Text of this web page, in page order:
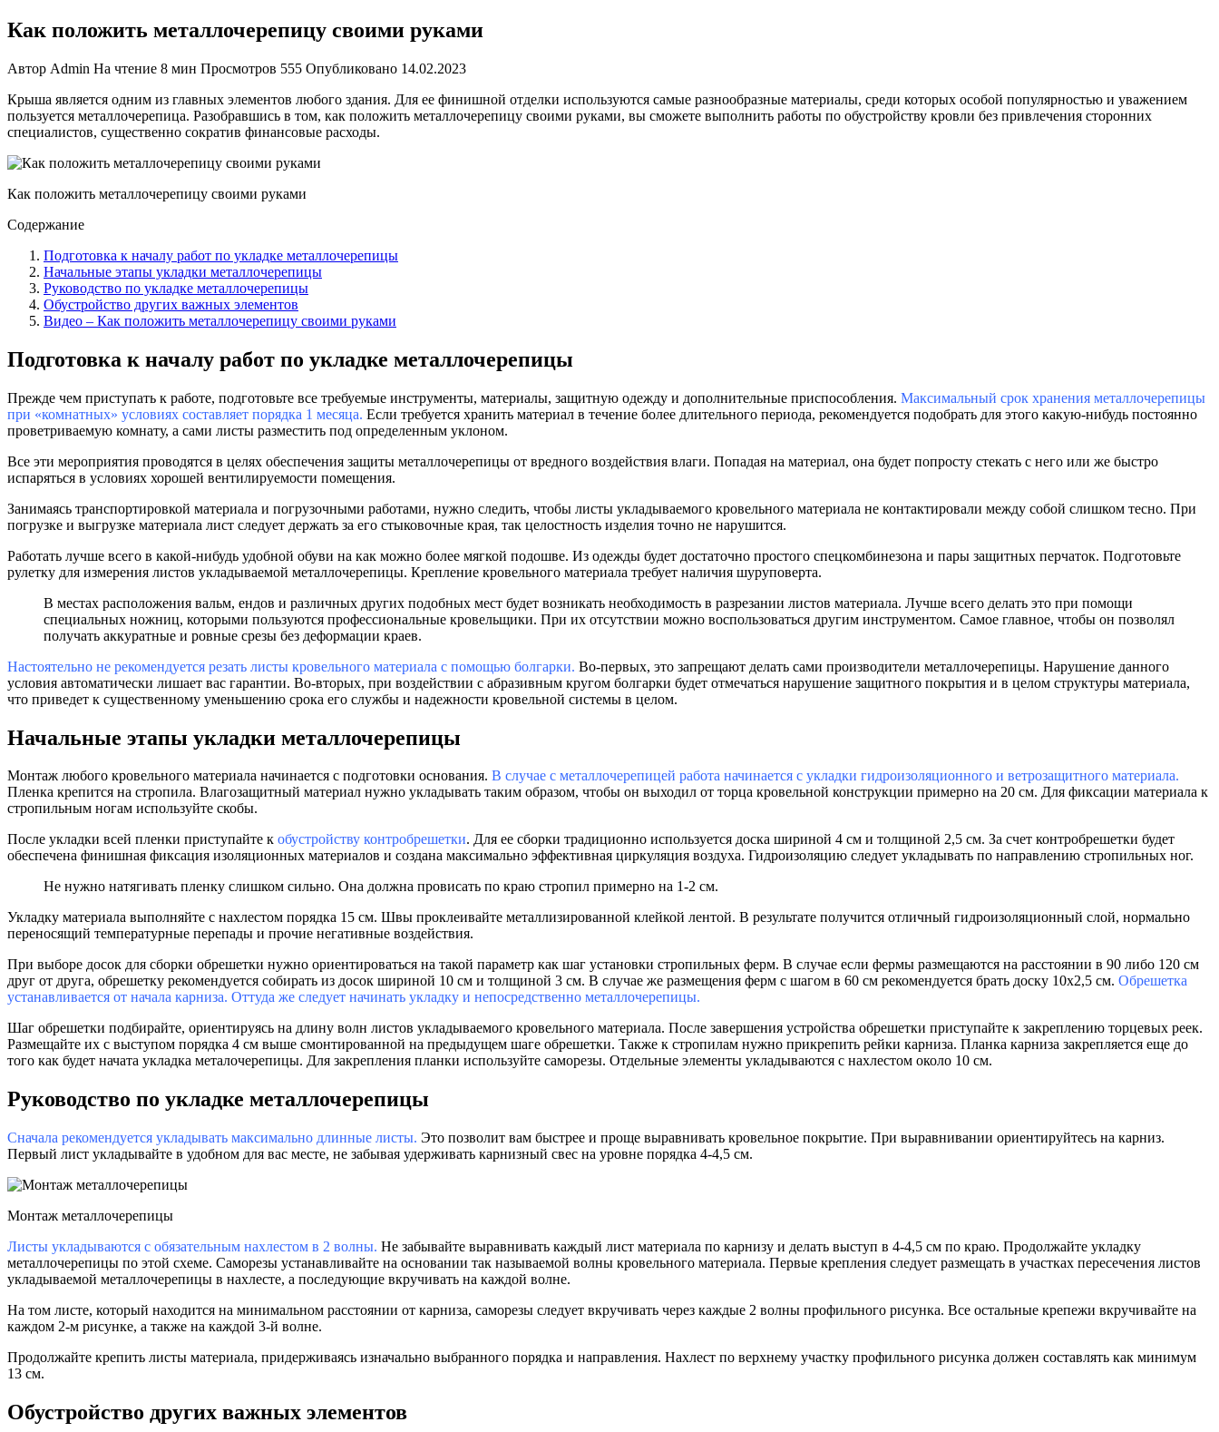
Как положить металлочерепицу своими руками
Автор Admin На чтение 8 мин Просмотров 555 Опубликовано 14.02.2023
Крыша является одним из главных элементов любого здания. Для ее финишной отделки используются самые разнообразные материалы, среди которых особой популярностью и уважением
пользуется металлочерепица. Разобравшись в том, как положить металлочерепицу своими руками, вы сможете выполнить работы по обустройству кровли без привлечения сторонних
специалистов, существенно сократив финансовые расходы.
Как положить металлочерепицу своими руками
Содержание
Подготовка к началу работ по укладке металлочерепицы
Начальные этапы укладки металлочерепицы
Руководство по укладке металлочерепицы
Обустройство других важных элементов
Видео – Как положить металлочерепицу своими руками
Подготовка к началу работ по укладке металлочерепицы
Прежде чем приступать к работе, подготовьте все требуемые инструменты, материалы, защитную одежду и дополнительные приспособления. Максимальный срок хранения металлочерепицы
при «комнатных» условиях составляет порядка 1 месяца. Если требуется хранить материал в течение более длительного периода, рекомендуется подобрать для этого какую-нибудь постоянно
проветриваемую комнату, а сами листы разместить под определенным уклоном.
Все эти мероприятия проводятся в целях обеспечения защиты металлочерепицы от вредного воздействия влаги. Попадая на материал, она будет попросту стекать с него или же быстро
испаряться в условиях хорошей вентилируемости помещения.
Занимаясь транспортировкой материала и погрузочными работами, нужно следить, чтобы листы укладываемого кровельного материала не контактировали между собой слишком тесно. При
погрузке и выгрузке материала лист следует держать за его стыковочные края, так целостность изделия точно не нарушится.
Работать лучше всего в какой-нибудь удобной обуви на как можно более мягкой подошве. Из одежды будет достаточно простого спецкомбинезона и пары защитных перчаток. Подготовьте
рулетку для измерения листов укладываемой металлочерепицы. Крепление кровельного материала требует наличия шуруповерта.
В местах расположения вальм, ендов и различных других подобных мест будет возникать необходимость в разрезании листов материала. Лучше всего делать это при помощи
специальных ножниц, которыми пользуются профессиональные кровельщики. При их отсутствии можно воспользоваться другим инструментом. Самое главное, чтобы он позволял
получать аккуратные и ровные срезы без деформации краев.
Настоятельно не рекомендуется резать листы кровельного материала с помощью болгарки. Во-первых, это запрещают делать сами производители металлочерепицы. Нарушение данного
условия автоматически лишает вас гарантии. Во-вторых, при воздействии с абразивным кругом болгарки будет отмечаться нарушение защитного покрытия и в целом структуры материала,
что приведет к существенному уменьшению срока его службы и надежности кровельной системы в целом.
Начальные этапы укладки металлочерепицы
Монтаж любого кровельного материала начинается с подготовки основания. В случае с металлочерепицей работа начинается с укладки гидроизоляционного и ветрозащитного материала.
Пленка крепится на стропила. Влагозащитный материал нужно укладывать таким образом, чтобы он выходил от торца кровельной конструкции примерно на 20 см. Для фиксации материала к
стропильным ногам используйте скобы.
После укладки всей пленки приступайте к обустройству контробрешетки. Для ее сборки традиционно используется доска шириной 4 см и толщиной 2,5 см. За счет контробрешетки будет
обеспечена финишная фиксация изоляционных материалов и создана максимально эффективная циркуляция воздуха. Гидроизоляцию следует укладывать по направлению стропильных ног.
Не нужно натягивать пленку слишком сильно. Она должна провисать по краю стропил примерно на 1-2 см.
Укладку материала выполняйте с нахлестом порядка 15 см. Швы проклеивайте металлизированной клейкой лентой. В результате получится отличный гидроизоляционный слой, нормально
переносящий температурные перепады и прочие негативные воздействия.
При выборе досок для сборки обрешетки нужно ориентироваться на такой параметр как шаг установки стропильных ферм. В случае если фермы размещаются на расстоянии в 90 либо 120 см
друг от друга, обрешетку рекомендуется собирать из досок шириной 10 см и толщиной 3 см. В случае же размещения ферм с шагом в 60 см рекомендуется брать доску 10х2,5 см. Обрешетка
устанавливается от начала карниза. Оттуда же следует начинать укладку и непосредственно металлочерепицы.
Шаг обрешетки подбирайте, ориентируясь на длину волн листов укладываемого кровельного материала. После завершения устройства обрешетки приступайте к закреплению торцевых реек.
Размещайте их с выступом порядка 4 см выше смонтированной на предыдущем шаге обрешетки. Также к стропилам нужно прикрепить рейки карниза. Планка карниза закрепляется еще до
того как будет начата укладка металочерепицы. Для закрепления планки используйте саморезы. Отдельные элементы укладываются с нахлестом около 10 см.
Руководство по укладке металлочерепицы
Сначала рекомендуется укладывать максимально длинные листы. Это позволит вам быстрее и проще выравнивать кровельное покрытие. При выравнивании ориентируйтесь на карниз.
Первый лист укладывайте в удобном для вас месте, не забывая удерживать карнизный свес на уровне порядка 4-4,5 см.
Монтаж металлочерепицы
Листы укладываются с обязательным нахлестом в 2 волны. Не забывайте выравнивать каждый лист материала по карнизу и делать выступ в 4-4,5 см по краю. Продолжайте укладку
металлочерепицы по этой схеме. Саморезы устанавливайте на основании так называемой волны кровельного материала. Первые крепления следует размещать в участках пересечения листов
укладываемой металлочерепицы в нахлесте, а последующие вкручивать на каждой волне.
На том листе, который находится на минимальном расстоянии от карниза, саморезы следует вкручивать через каждые 2 волны профильного рисунка. Все остальные крепежи вкручивайте на
каждом 2-м рисунке, а также на каждой 3-й волне.
Продолжайте крепить листы материала, придерживаясь изначально выбранного порядка и направления. Нахлест по верхнему участку профильного рисунка должен составлять как минимум
13 см.
Обустройство других важных элементов